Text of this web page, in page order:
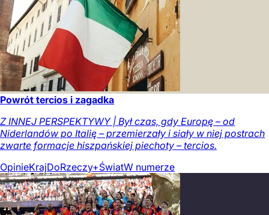
Powrót tercios i zagadka
Z INNEJ PERSPEKTYWY | Był czas, gdy Europę – od
Niderlandów po Italię – przemierzały i siały w niej postrach
zwarte formacje hiszpańskiej piechoty – tercios.
OpinieKrajDoRzeczy+ŚwiatW numerze